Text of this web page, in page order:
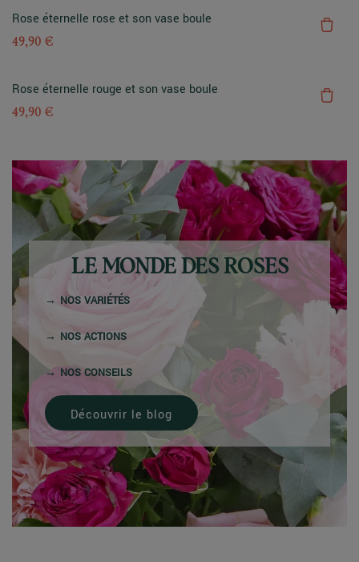
Rose éternelle rose et son vase boule
49,90 €
Rose éternelle rouge et son vase boule
49,90 €
LE MONDE DES ROSES
NOS VARIÉTÉS
NOS ACTIONS
NOS CONSEILS
Découvrir le blog